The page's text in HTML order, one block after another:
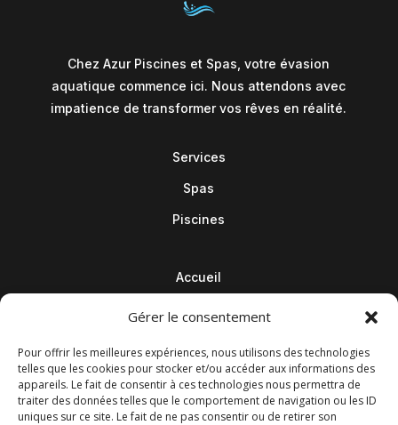
Gérer le consentement
Pour offrir les meilleures expériences, nous utilisons des technologies
telles que les cookies pour stocker et/ou accéder aux informations des
appareils. Le fait de consentir à ces technologies nous permettra de
traiter des données telles que le comportement de navigation ou les ID
uniques sur ce site. Le fait de ne pas consentir ou de retirer son
Chez Azur Piscines et Spas, votre évasion
aquatique commence ici. Nous attendons avec
impatience de transformer vos rêves en réalité.
Services
Spas
Piscines
Accueil